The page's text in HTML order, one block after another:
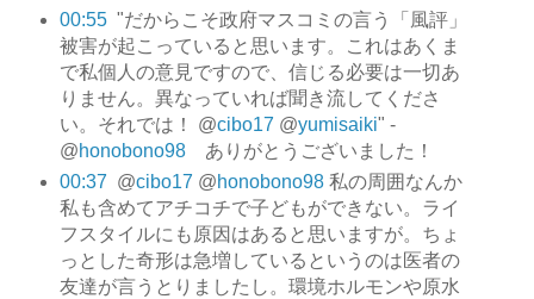
00:55 "だからこそ政府マスコミの言う「風評」
被害が起こっていると思います。これはあくま
で私個人の意見ですので、信じる必要は一切あ
りません。異なっていれば聞き流してくださ
い。それでは！ @cibo17 @yumisaiki" -
@honobono98ありがとうございました！
00:37 @cibo17 @honobono98私の周囲なんか
私も含めてアチコチで子どもができない。ライ
フスタイルにも原因はあると思いますが。ちょ
っとした奇形は急増しているというのは医者の
友達が言うとりましたし。環境ホルモンや原水